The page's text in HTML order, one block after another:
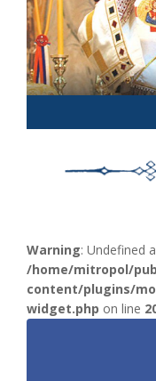
Warning: Undefined
/home/mitropol/
content/plugins/
widget.php on line